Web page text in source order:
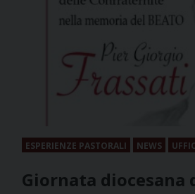
ESPERIENZE PASTORALI NEWS
Giornata diocesana